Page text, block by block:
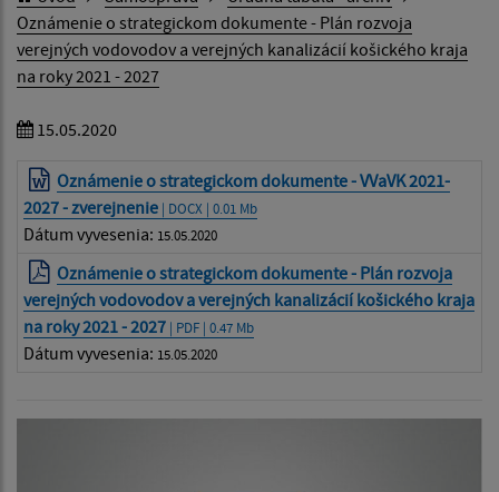
Oznámenie o strategickom dokumente - Plán rozvoja
verejných vodovodov a verejných kanalizácií košického kraja
na roky 2021 - 2027
15.05.2020
Oznámenie o strategickom dokumente - VVaVK 2021-
2027 - zverejnenie | DOCX | 0.01 Mb
Dátum vyvesenia: 15.05.2020
Oznámenie o strategickom dokumente - Plán rozvoja
verejných vodovodov a verejných kanalizácií košického kraja
na roky 2021 - 2027 | PDF | 0.47 Mb
Dátum vyvesenia: 15.05.2020